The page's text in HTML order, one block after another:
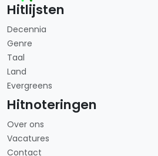
Hitlijsten
Decennia
Genre
Taal
Land
Evergreens
Hitnoteringen
Over ons
Vacatures
Contact